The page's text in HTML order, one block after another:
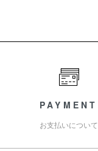
PAYMENT
お支払いについて